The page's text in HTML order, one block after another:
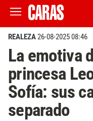
REALEZA26-08-2025 08:46
La emotiva
princesa
Sofía: sus
separado